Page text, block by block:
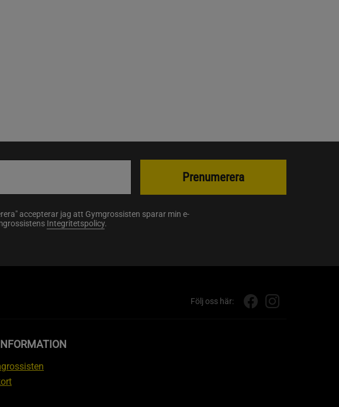
accepterar jag att Gymgrossisten sparar min e-
Integritetspolicy.
Prenumerera
Följ oss här: